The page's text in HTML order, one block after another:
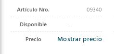
Artículo Nro.
09340
Disponible
Precio
Mostrar precio